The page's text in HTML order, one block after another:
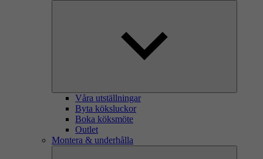
Våra utställningar
Byta köksluckor
Boka köksmöte
Outlet
Montera & underhålla